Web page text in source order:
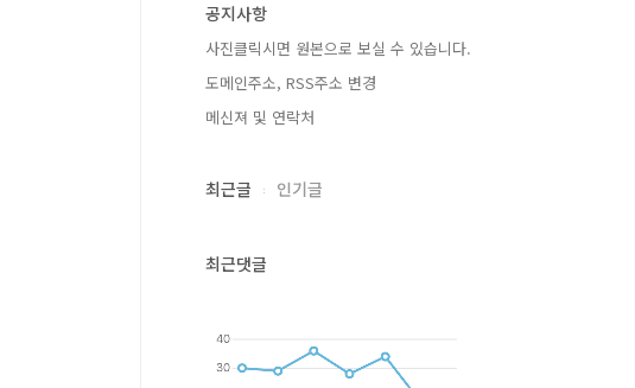
공지사항
사진클릭시면 원본으로 보실 수 있습니다.
도메인주소, RSS주소 변경
메신져 및 연락처
최근글 인기글
최근댓글